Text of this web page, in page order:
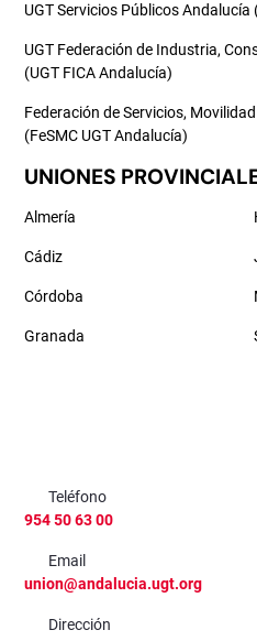
UGT Servicios Públicos Andalucía
UGT Federación de Industria,
(UGT FICA Andalucía)
Federación de Servicios,
(FeSMC UGT Andalucía)
UNIONES
Almería
Cádiz
Córdoba
Granada
Teléfono
954 50 63 00
Email
union@andalucia.ugt.org
Dirección